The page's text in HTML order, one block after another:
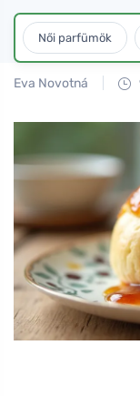
Női parfümök
Eva Novotná